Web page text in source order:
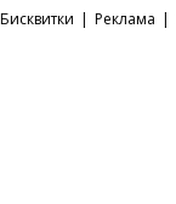
Бисквитки | Реклама |